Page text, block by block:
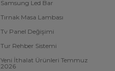
Samsung Led Bar
Tırnak Masa Lambası
Tv Panel Değişimi
Tur Rehber Sistemi
Yeni İthalat Ürünleri Temmuz
2026